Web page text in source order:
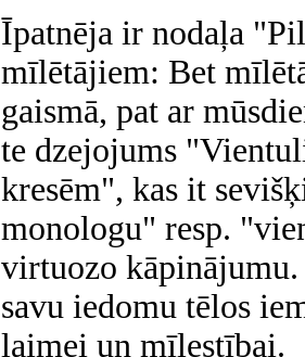
Īpatnēja ir nodaļa
mīlētājiem: Bet
gaismā, pat ar
te dzejojums
kresēm", kas it
monologu" resp.
virtuozo
savu iedomu tēlos
laimei un mīlestībai.